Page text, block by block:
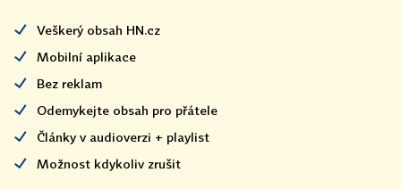
Veškerý obsah HN.cz
Mobilní aplikace
Bez reklam
Odemykejte obsah pro přátele
Články v audioverzi + playlist
Možnost kdykoliv zrušit